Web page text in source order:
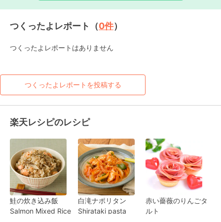
つくったよレポート（0件）
つくったよレポートはありません
つくったよレポートを投稿する
楽天レシピのレシピ
鮭の炊き込み飯
Salmon Mixed Rice
白滝ナポリタン
Shirataki pasta
赤い薔薇のりんごタ
ルト